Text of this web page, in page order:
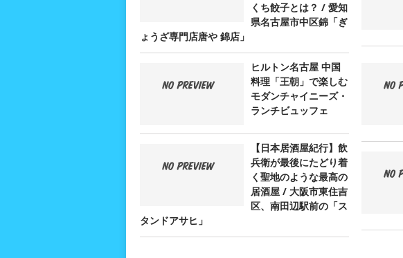
くち餃子とは？ / 愛知
県名古屋市中区錦「ぎ
ょうざ専門店唐や 錦店」
ヒルトン名古屋 中国
料理「王朝」で楽しむ
モダンチャイニーズ・
ランチビュッフェ
【日本居酒屋紀行】飲
兵衛が最後にたどり着
く聖地のような最高の
居酒屋 / 大阪市東住吉
区、南田辺駅前の「ス
タンドアサヒ」